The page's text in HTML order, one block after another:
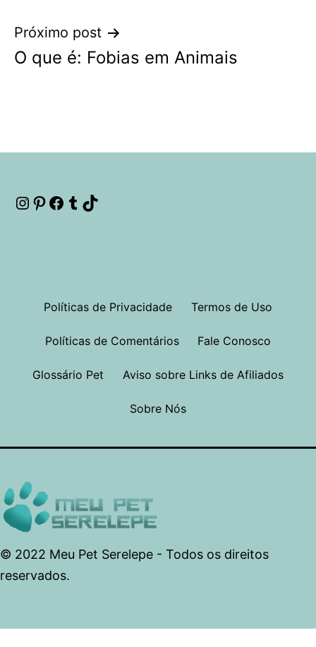
Próximo post
O que é: Fobias em Animais
Instagram
Pinterest
Facebook
Tumblr
Políticas de Privacidade Termos de Uso
Políticas de Comentários Fale Conosco
Glossário Pet Aviso sobre Links de Afiliados
Sobre Nós
© 2022 Meu Pet Serelepe - Todos os direitos
reservados.